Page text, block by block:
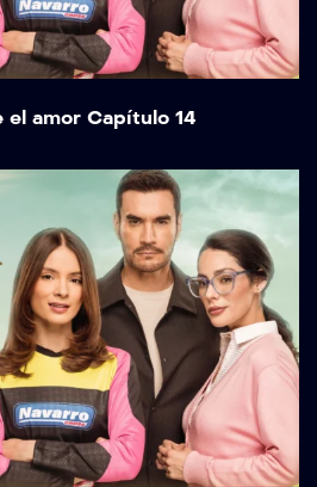
el amor Capítulo 14